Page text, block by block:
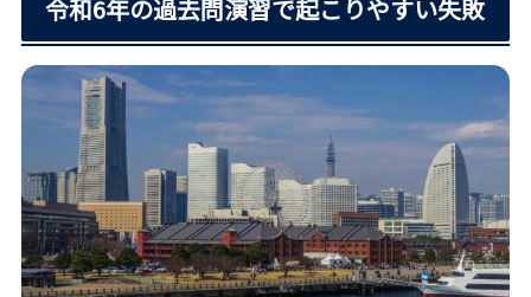
令和6年の過去問演習で起こりやすい失敗